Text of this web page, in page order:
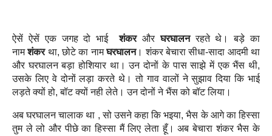
ऐसें ऐसें एक जगह दो भाई शंकर औरघरघालन रहते थे। बड़े का
नामशंकरथा, छोटे का नामघरघालन। शंकर बेचारा सीधा-सादा आदमी था
और घरघालन बड़ा होशियार था। उन दोनों के पास साझे में एक भैंस थी,
उसके लिए वे दोनों लड़ा करते थे। तो गाव वालों ने सुझाव दिया कि भाई
लड़ते क्‍यों हो, बॉट क्‍यों नही लेते। उन दोनों ने भैंस को बॉट लिया।
अब घरघालन चालाक था , सो उसने कहा कि भइया, भैस के आगे का हिस्सा
तुम ले लो और पीछे का हिस्सा मैं लिए लेता हूँ। अब बेचारा शंकर भैस के